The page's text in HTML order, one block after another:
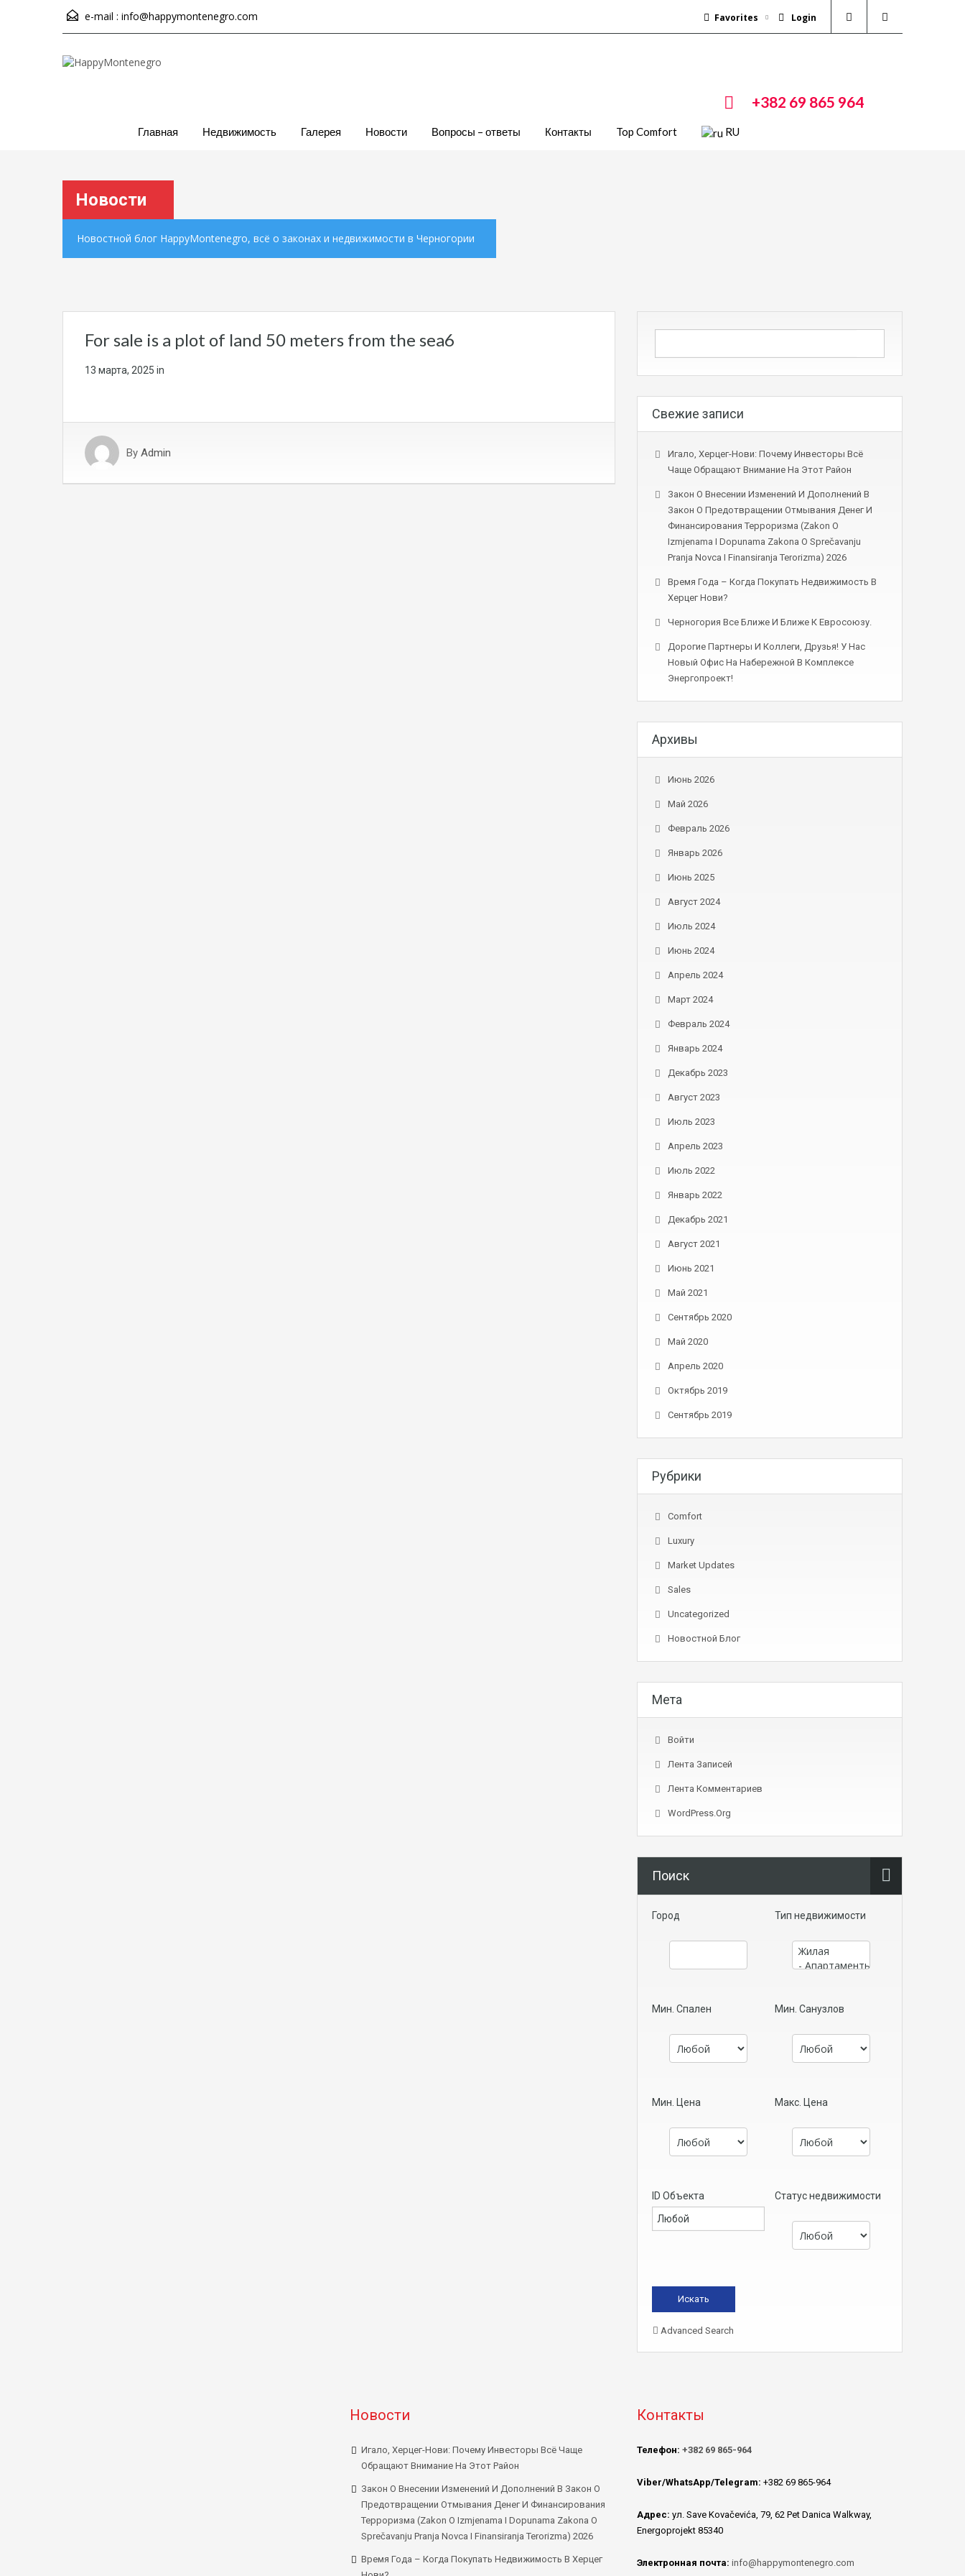
e-mail : info@happymontenegro.com Favorites Login
+382 69 865 964
Главная Недвижимость Галерея Новости Вопросы – ответы Контакты Top Comfort RU
Новости
Новостной блог HappyMontenegro, всё о законах и недвижимости в Черногории
For sale is a plot of land 50 meters from the sea6
13 марта, 2025 in
By Admin
Свежие записи
Игало, Херцег-Нови: Почему Инвесторы Всё
Чаще Обращают Внимание На Этот Район
Закон О Внесении Изменений И Дополнений В
Закон О Предотвращении Отмывания Денег И
Финансирования Терроризма (Zakon O
Izmjenama I Dopunama Zakona O Sprečavanju
Pranja Novca I Finansiranja Terorizma) 2026
Время Года – Когда Покупать Недвижимость В
Херцег Нови?
Черногория Все Ближе И Ближе К Евросоюзу.
Дорогие Партнеры И Коллеги, Друзья! У Нас
Новый Офис На Набережной В Комплексе
Энергопроект!
Архивы
Июнь 2026
Май 2026
Февраль 2026
Январь 2026
Июнь 2025
Август 2024
Июль 2024
Июнь 2024
Апрель 2024
Март 2024
Февраль 2024
Январь 2024
Декабрь 2023
Август 2023
Июль 2023
Апрель 2023
Июль 2022
Январь 2022
Декабрь 2021
Август 2021
Июнь 2021
Май 2021
Сентябрь 2020
Май 2020
Апрель 2020
Октябрь 2019
Сентябрь 2019
Рубрики
Comfort
Luxury
Market Updates
Sales
Uncategorized
Новостной Блог
Мета
Войти
Лента Записей
Лента Комментариев
WordPress.org
Поиск
Город Тип недвижимости
Мин. Спален Мин. Санузлов
Мин. Цена Макс. Цена
ID Объекта Статус недвижимости
Advanced Search
Новости
Игало, Херцег-Нови: Почему Инвесторы Всё Чаще
Обращают Внимание На Этот Район
Закон О Внесении Изменений И Дополнений В Закон О
Предотвращении Отмывания Денег И Финансирования
Терроризма (Zakon O Izmjenama I Dopunama Zakona O
Sprečavanju Pranja Novca I Finansiranja Terorizma) 2026
Время Года – Когда Покупать Недвижимость В Херцег
Контакты
Телефон: +382 69 865-964
Viber/WhatsApp/Telegram: +382 69 865-964
Адрес: ул. Save Kovačevića, 79, 62 Pet Danica Walkway,
Energoprojekt 85340
Электронная почта: info@happymontenegro.com